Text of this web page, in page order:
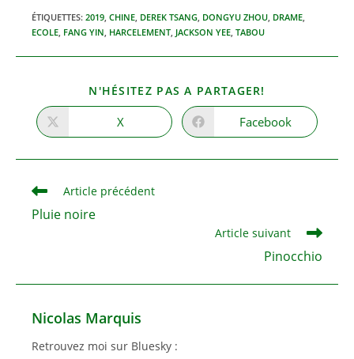
ÉTIQUETTES: 2019, CHINE, DEREK TSANG, DONGYU ZHOU, DRAME,
ECOLE, FANG YIN, HARCELEMENT, JACKSON YEE, TABOU
N'HÉSITEZ PAS A PARTAGER!
CONTENU
Ouvrir
dans
autre
X Ouvrir
dans
autre
Facebook
Read
more
articles
Article précédent
Pluie noire
Article suivant
Pinocchio
Nicolas Marquis
Retrouvez moi sur Bluesky :